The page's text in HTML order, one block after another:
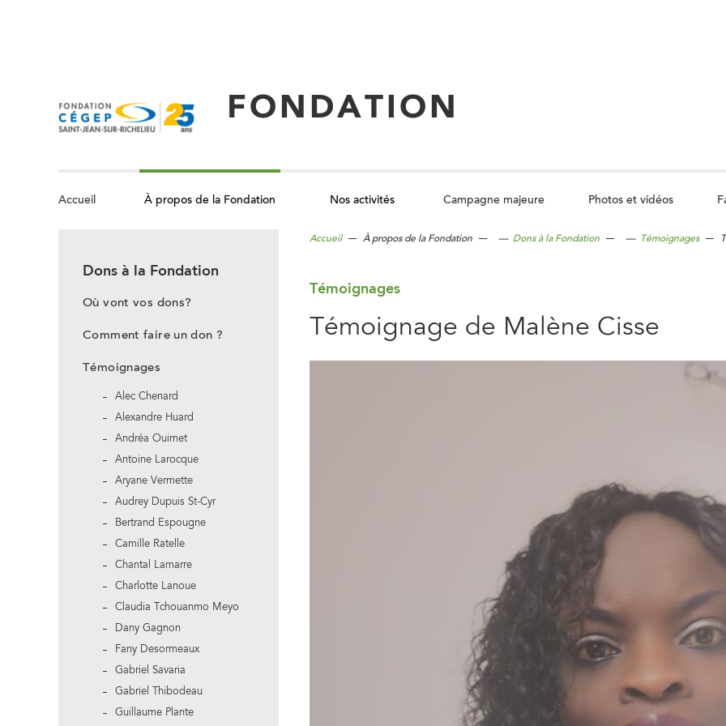
FONDATION
Accueil À propos de la Fondation Nos activités Campagne majeure Photos et vidéos
Dons à la Fondation
Où vont vos dons?
Comment faire un don ?
Témoignages
Alec Chenard
Alexandre Huard
Andréa Ouimet
Antoine Larocque
Aryane Vermette
Audrey Dupuis St-Cyr
Bertrand Espougne
Camille Ratelle
Chantal Lamarre
Charlotte Lanoue
Claudia Tchouanmo Meyo
Dany Gagnon
Fany Desormeaux
Gabriel Savaria
Gabriel Thibodeau
Guillaume Plante
Accueil À propos de la Fondation — Dons à la Fondation — Témoignages
Témoignages
Témoignage de Malène Cisse